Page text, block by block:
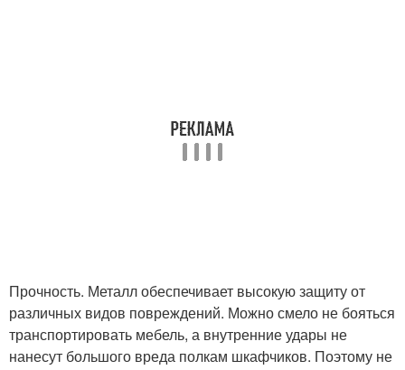
Прочность. Металл обеспечивает высокую защиту от
различных видов повреждений. Можно смело не бояться
транспортировать мебель, а внутренние удары не
нанесут большого вреда полкам шкафчиков. Поэтому не